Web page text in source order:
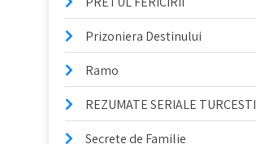
Prizoniera Destinului
Ramo
REZUMATE SERIALE TURCESTI
Secrete de Familie